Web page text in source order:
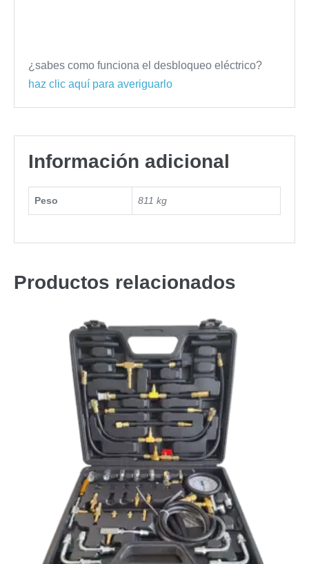
¿sabes como funciona el desbloqueo eléctrico?
haz clic aquí para averiguarlo
Información adicional
Peso 811 kg
Productos relacionados